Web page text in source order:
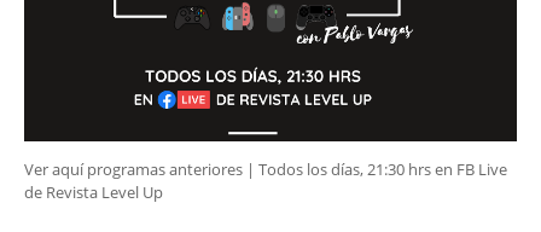
Ver aquí programas anteriores | Todos los días, 21:30 hrs en FB Live
de Revista Level Up